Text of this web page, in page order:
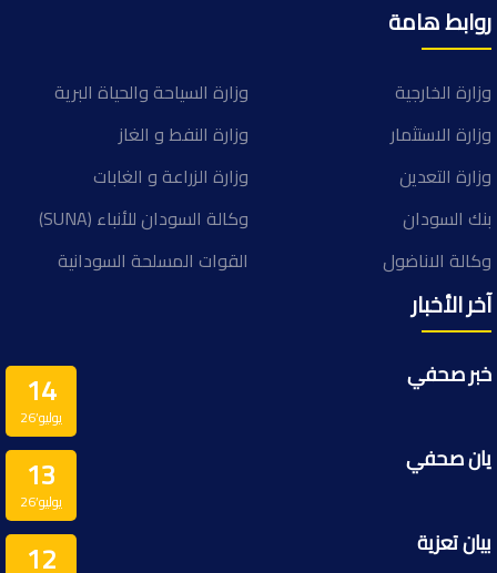
روابط هامة
وزارة الخارجية
وزارة السياحة والحياة البرية
وزارة الاستثمار
وزارة النفط و الغاز
وزارة التعدين
وزارة الزراعة و الغابات
بنك السودان
وكالة السودان للأنباء (SUNA)
وكالة الاناضول
القوات المسلحة السودانية
آخر الأخبار
14
يوليو’26
خبر صحفي
13
يوليو’26
يان صحفي
12 بيان تعزية